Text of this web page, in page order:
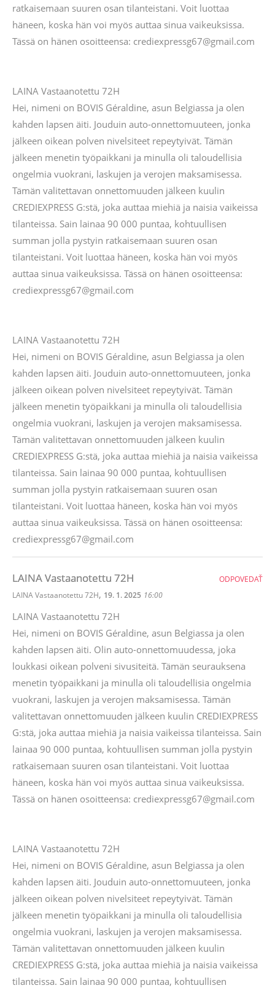
ratkaisemaan suuren osan tilanteistani. Voit luottaa
häneen, koska hän voi myös auttaa sinua vaikeuksissa.
Tässä on hänen osoitteensa: crediexpressg67@gmail.com
LAINA Vastaanotettu 72H
Hei, nimeni on BOVIS Géraldine, asun Belgiassa ja olen
kahden lapsen äiti. Jouduin auto-onnettomuuteen, jonka
jälkeen oikean polven nivelsiteet repeytyivät. Tämän
jälkeen menetin työpaikkani ja minulla oli taloudellisia
ongelmia vuokrani, laskujen ja verojen maksamisessa.
Tämän valitettavan onnettomuuden jälkeen kuulin
CREDIEXPRESS G:stä, joka auttaa miehiä ja naisia ​​vaikeissa
tilanteissa. Sain lainaa 90 000 puntaa, kohtuullisen
summan jolla pystyin ratkaisemaan suuren osan
tilanteistani. Voit luottaa häneen, koska hän voi myös
auttaa sinua vaikeuksissa. Tässä on hänen osoitteensa:
crediexpressg67@gmail.com
LAINA Vastaanotettu 72H
Hei, nimeni on BOVIS Géraldine, asun Belgiassa ja olen
kahden lapsen äiti. Jouduin auto-onnettomuuteen, jonka
jälkeen oikean polven nivelsiteet repeytyivät. Tämän
jälkeen menetin työpaikkani ja minulla oli taloudellisia
ongelmia vuokrani, laskujen ja verojen maksamisessa.
Tämän valitettavan onnettomuuden jälkeen kuulin
CREDIEXPRESS G:stä, joka auttaa miehiä ja naisia ​​vaikeissa
tilanteissa. Sain lainaa 90 000 puntaa, kohtuullisen
summan jolla pystyin ratkaisemaan suuren osan
tilanteistani. Voit luottaa häneen, koska hän voi myös
auttaa sinua vaikeuksissa. Tässä on hänen osoitteensa:
crediexpressg67@gmail.com
LAINA Vastaanotettu 72H
LAINA Vastaanotettu 72H, 19. 1. 2025 16:00
LAINA Vastaanotettu 72H
Hei, nimeni on BOVIS Géraldine, asun Belgiassa ja olen
kahden lapsen äiti. Olin auto-onnettomuudessa, joka
loukkasi oikean polveni sivusiteitä. Tämän seurauksena
menetin työpaikkani ja minulla oli taloudellisia ongelmia
vuokrani, laskujen ja verojen maksamisessa. Tämän
valitettavan onnettomuuden jälkeen kuulin CREDIEXPRESS
G:stä, joka auttaa miehiä ja naisia ​​vaikeissa tilanteissa. Sain
lainaa 90 000 puntaa, kohtuullisen summan jolla pystyin
ratkaisemaan suuren osan tilanteistani. Voit luottaa
häneen, koska hän voi myös auttaa sinua vaikeuksissa.
Tässä on hänen osoitteensa: crediexpressg67@gmail.com
LAINA Vastaanotettu 72H
Hei, nimeni on BOVIS Géraldine, asun Belgiassa ja olen
kahden lapsen äiti. Jouduin auto-onnettomuuteen, jonka
jälkeen oikean polven nivelsiteet repeytyivät. Tämän
jälkeen menetin työpaikkani ja minulla oli taloudellisia
ongelmia vuokrani, laskujen ja verojen maksamisessa.
Tämän valitettavan onnettomuuden jälkeen kuulin
CREDIEXPRESS G:stä, joka auttaa miehiä ja naisia ​​vaikeissa
tilanteissa. Sain lainaa 90 000 puntaa, kohtuullisen
ODPOVEDAŤ